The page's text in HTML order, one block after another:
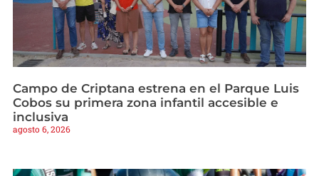
Campo de Criptana estrena en el Parque Luis
Cobos su primera zona infantil accesible e
inclusiva
agosto 6, 2026